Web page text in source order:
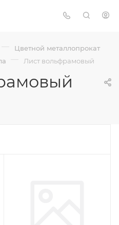
— Цветной металлопрокат
— Лист вольфрамовый